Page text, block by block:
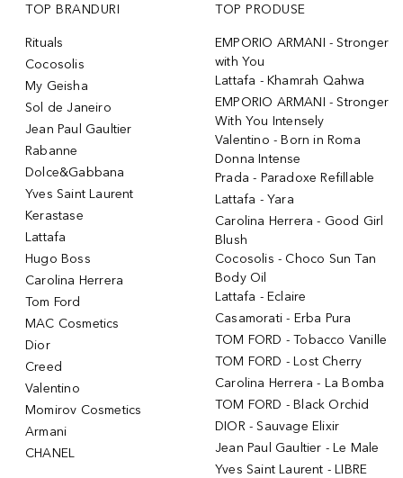
TOP BRANDURI
Rituals
Cocosolis
My Geisha
Sol de Janeiro
Jean Paul Gaultier
Rabanne
Dolce&Gabbana
Yves Saint Laurent
Kerastase
Lattafa
Hugo Boss
Carolina Herrera
Tom Ford
MAC Cosmetics
Dior
Creed
Valentino
Momirov Cosmetics
Armani
CHANEL
TOP PRODUSE
EMPORIO ARMANI - Stronger
with You
Lattafa - Khamrah Qahwa
EMPORIO ARMANI - Stronger
With You Intensely
Valentino - Born in Roma
Donna Intense
Prada - Paradoxe Refillable
Lattafa - Yara
Carolina Herrera - Good Girl
Blush
Cocosolis - Choco Sun Tan
Body Oil
Lattafa - Eclaire
Casamorati - Erba Pura
TOM FORD - Tobacco Vanille
TOM FORD - Lost Cherry
Carolina Herrera - La Bomba
TOM FORD - Black Orchid
DIOR - Sauvage Elixir
Jean Paul Gaultier - Le Male
Yves Saint Laurent - LIBRE